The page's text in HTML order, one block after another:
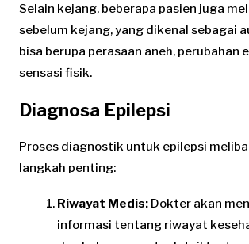
Selain kejang, beberapa pasien juga
sebelum kejang, yang dikenal sebagai
bisa berupa perasaan aneh, perubahan
sensasi fisik.
Diagnosa Epilepsi
Proses diagnostik untuk epilepsi
langkah penting:
Riwayat Medis: Dokter akan
informasi tentang riwayat